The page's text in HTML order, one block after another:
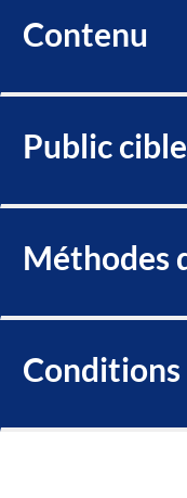
Contenu
Public cible
Méthodes